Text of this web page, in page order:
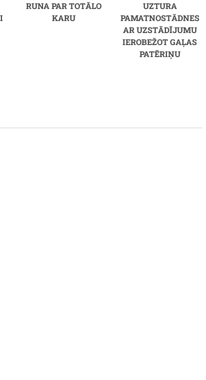
RUNA PAR TOTĀLO
KARU
UZTURA
PAMATNOSTĀDNES
AR UZSTĀDĪJUMU
IEROBEŽOT GAĻAS
PATĒRIŅU